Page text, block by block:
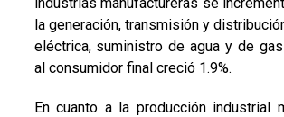
la generación, transmisión y
eléctrica, suministro de agua y de
al consumidor final creció 1.9%.
En cuanto a la producción industrial